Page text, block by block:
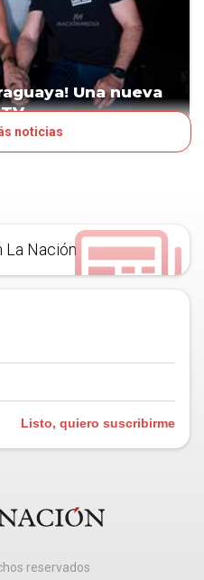
Una nueva
noticias
Nación
Listo, quiero suscribirme
reservados